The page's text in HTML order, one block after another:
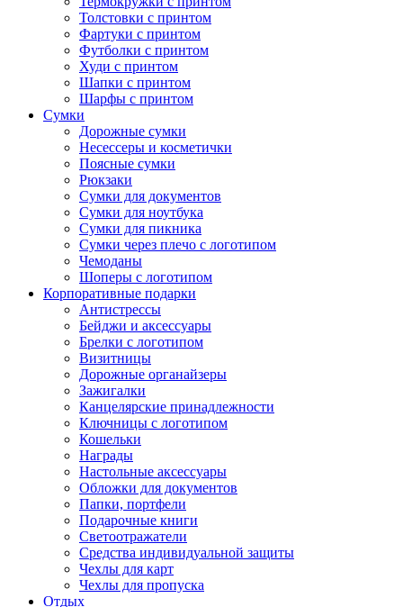
Толстовки с принтом
Фартуки с принтом
Футболки с принтом
Худи с принтом
Шапки с принтом
Шарфы с принтом
Сумки
Дорожные сумки
Несессеры и косметички
Поясные сумки
Рюкзаки
Сумки для документов
Сумки для ноутбука
Сумки для пикника
Сумки через плечо с логотипом
Чемоданы
Шоперы с логотипом
Корпоративные подарки
Антистрессы
Бейджи и аксессуары
Брелки с логотипом
Визитницы
Дорожные органайзеры
Зажигалки
Канцелярские принадлежности
Ключницы с логотипом
Кошельки
Награды
Настольные аксессуары
Обложки для документов
Папки, портфели
Подарочные книги
Светоотражатели
Средства индивидуальной защиты
Чехлы для карт
Чехлы для пропуска
Отдых